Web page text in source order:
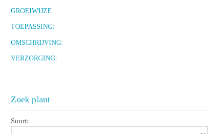
GROEIWIJZE:
TOEPASSING:
OMSCHRIJVING:
VERZORGING:
Zoek plant
Soort: